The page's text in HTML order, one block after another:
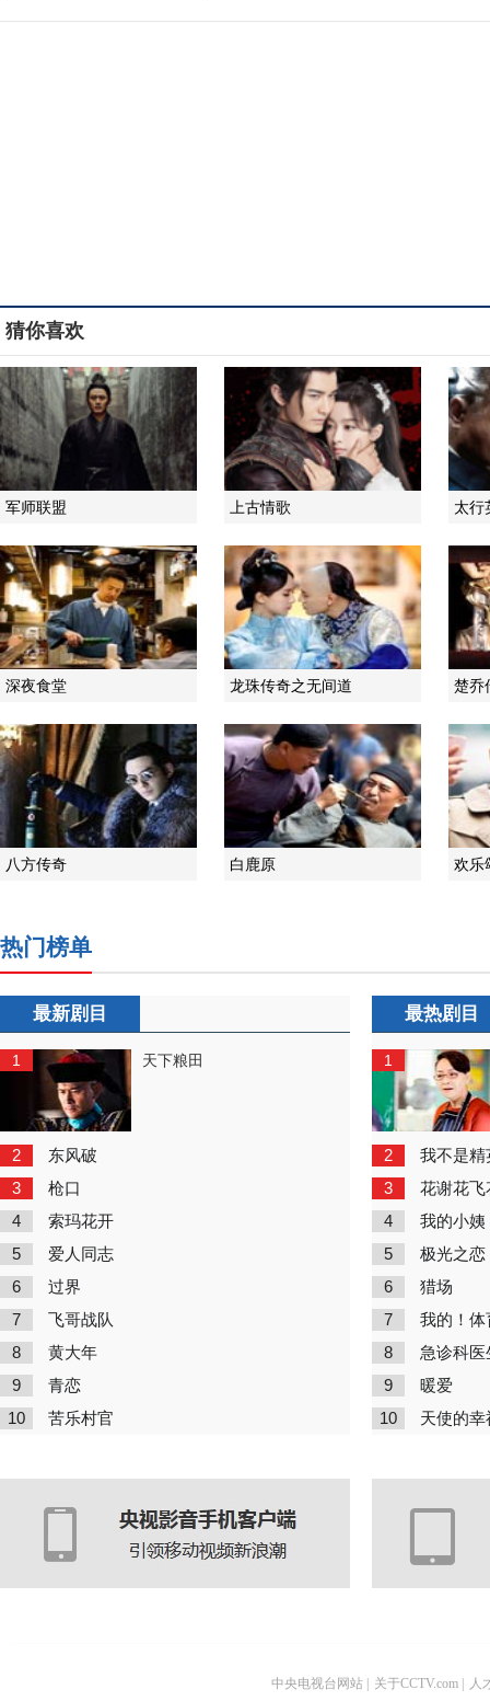
猜你喜欢
军师联盟 上古情歌 太行
深夜食堂 龙珠传奇之无间道 楚乔
八方传奇 白鹿原 欢乐
热门榜单
最新剧目
1 天下粮田
2 东风破
3 枪口
4 索玛花开
5 爱人同志
6 过界
7 飞哥战队
8 黄大年
9 青恋
10 苦乐村官
最热剧目
1
2 我不是精
3 花谢花飞
4 我的小姨
5 极光之恋
6 猎场
7 我的！体
8 急诊科医
9 暖爱
10 天使的幸
中央电视台网站 关于CCTV.com 人